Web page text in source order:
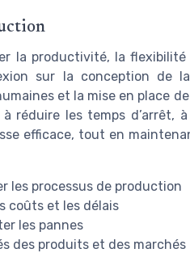
la productivité, la
sur la conception de
et la mise en place
réduire les temps d’arrêt,
efficace, tout en
les processus de production
coûts et les délais
les pannes
des produits et des marchés